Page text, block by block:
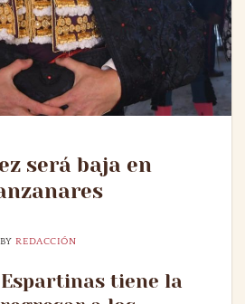
será baja en
BYREDACCIÓN
tiene la